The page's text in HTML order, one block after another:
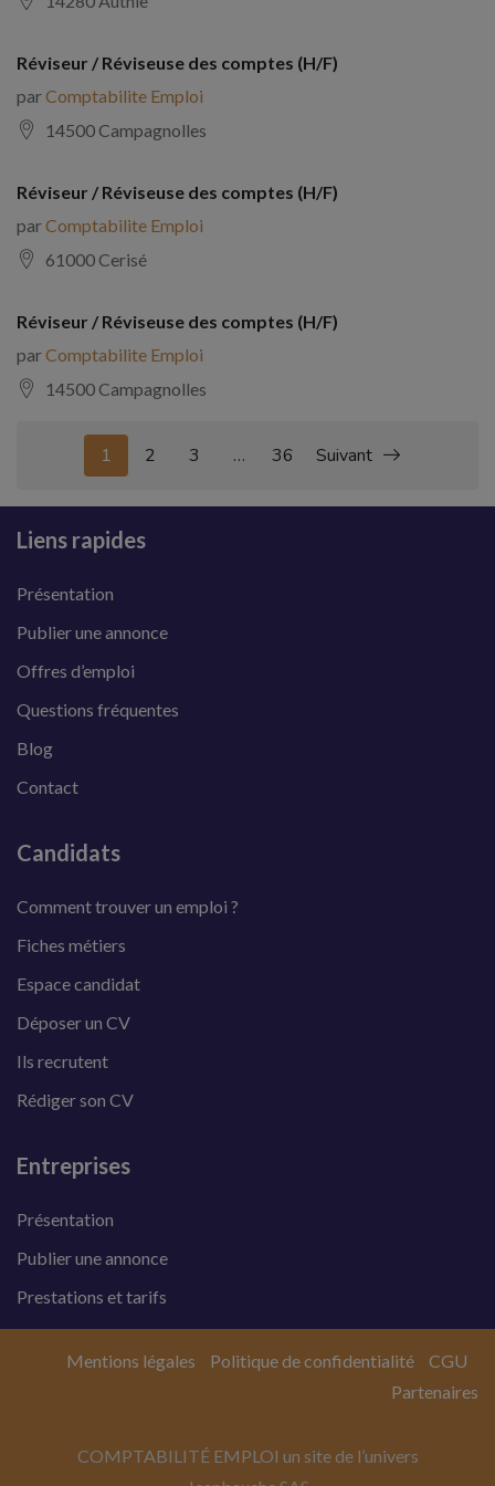
Réviseur / Réviseuse des comptes (H/F)
parComptabilite Emploi
14500 Campagnolles
Réviseur / Réviseuse des comptes (H/F)
parComptabilite Emploi
61000 Cerisé
Réviseur / Réviseuse des comptes (H/F)
parComptabilite Emploi
14500 Campagnolles
1 2 3 … 36 Suivant
Liens rapides
Présentation
Publier une annonce
Offres d’emploi
Questions fréquentes
Blog
Contact
Candidats
Comment trouver un emploi ?
Fiches métiers
Espace candidat
Déposer un CV
Ils recrutent
Rédiger son CV
Entreprises
Présentation
Publier une annonce
Prestations et tarifs
COMPTABILITÉ EMPLOI un site de l’univers
Mentions légales Politique de confidentialité
CGU
Partenaires